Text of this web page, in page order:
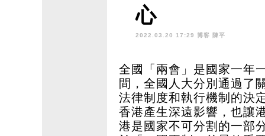
心
2022.03.20 17:29 博客 陳平
全國「兩會」是國家一年
間，全國人大分別通過了
法律制度和執行機制的決
香港產生深遠影響，也讓
港是國家不可分割的一部